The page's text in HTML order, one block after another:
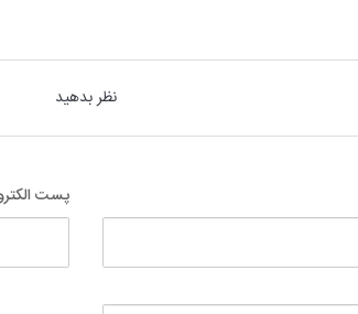
نظر بدهید
پست